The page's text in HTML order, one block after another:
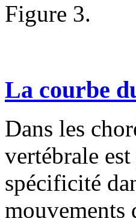
Figure 3.
La courbe
Dans les
vertébrale
spécificité
mouvements